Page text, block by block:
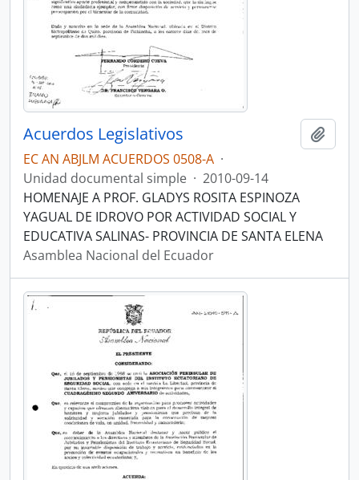
Acuerdos Legislativos
EC AN ABJLM ACUERDOS 0508-A ·
Unidad documental simple · 2010-09-14
HOMENAJE A PROF. GLADYS ROSITA ESPINOZA
YAGUAL DE IDROVO POR ACTIVIDAD SOCIAL Y
EDUCATIVA SALINAS- PROVINCIA DE SANTA ELENA
Asamblea Nacional del Ecuador